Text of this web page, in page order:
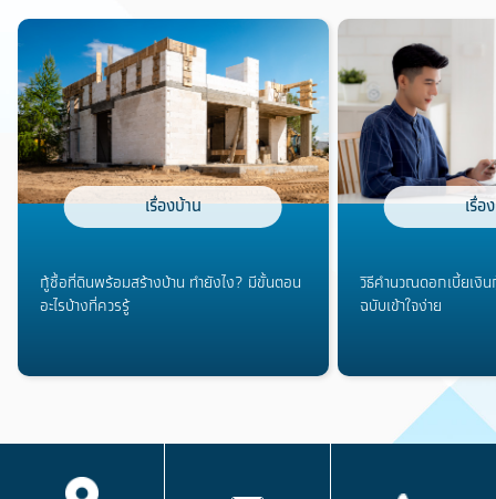
เรื่องบ้าน
กู้ซื้อที่ดินพร้อมสร้างบ้าน ทำยังไง? มีขั้นตอน
อะไรบ้างที่ควรรู้
เรื่อ
วิธีคำนวณดอกเบี้ยเงิ
ฉบับเข้าใจง่าย